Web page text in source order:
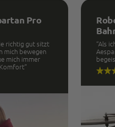
Pro
richtig gut sitzt
mich bewegen
mich immer
“Als